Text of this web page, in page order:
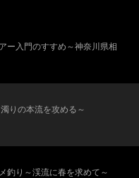
ー入門のすすめ～神奈川県相
りの本流を攻める～
釣り～渓流に春を求めて～